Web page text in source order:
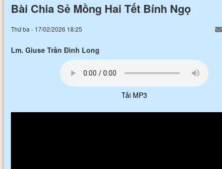
Bài Chia Sẻ Mồng Hai Tết Bính Ngọ
Thứ ba - 17/02/2026 18:25
Lm. Giuse Trần Đình Long
Tải MP3